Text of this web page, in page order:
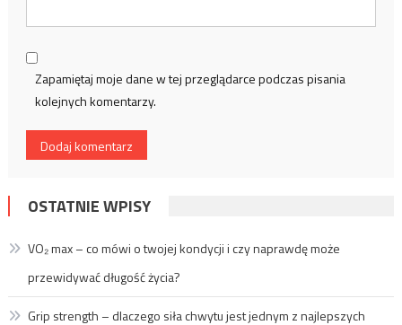
Zapamiętaj moje dane w tej przeglądarce podczas pisania
kolejnych komentarzy.
OSTATNIE WPISY
VO₂ max – co mówi o twojej kondycji i czy naprawdę może
przewidywać długość życia?
Grip strength – dlaczego siła chwytu jest jednym z najlepszych